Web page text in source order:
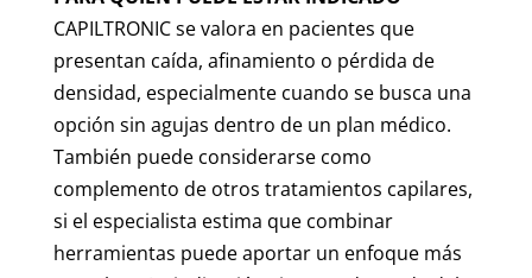
CAPILTRONIC se valora en pacientes que
presentan caída, afinamiento o pérdida de
densidad, especialmente cuando se busca una
opción sin agujas dentro de un plan médico.
También puede considerarse como
complemento de otros tratamientos capilares,
si el especialista estima que combinar
herramientas puede aportar un enfoque más